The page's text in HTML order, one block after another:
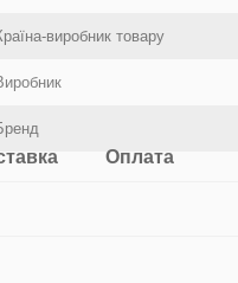
виробник товару
Оплата